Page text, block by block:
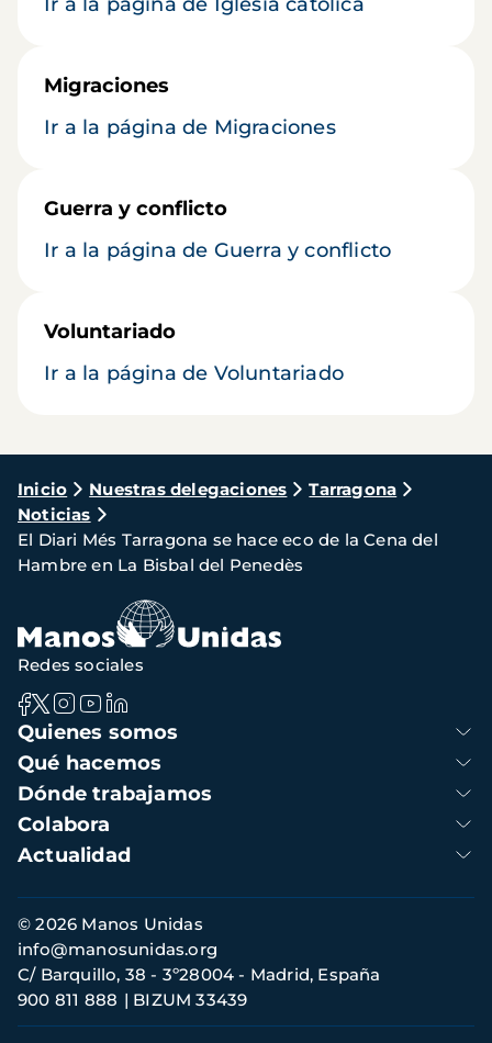
Migraciones
Ir a la página de Migraciones
Guerra y conflicto
Ir a la página de Guerra y conflicto
Voluntariado
Ir a la página de Voluntariado
Ruta
de
navegación
Inicio Nuestras delegaciones
Tarragona
Noticias
El Diari Més Tarragona se hace eco de la Cena del
Hambre en La Bisbal del Penedès
Navegación
principal
Quienes somos
Qué hacemos
Dónde trabajamos
Colabora
Actualidad
Redes sociales
Información
de
contacto
© 2026 Manos Unidas
C/ Barquillo, 38 - 3º28004 - Madrid, España
900 811 888
BIZUM 33439
info@manosunidas.org